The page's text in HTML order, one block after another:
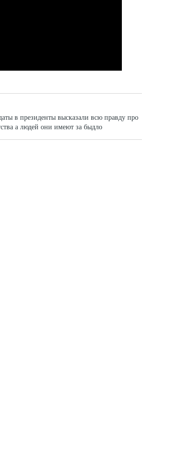
в президенты высказали всю правду про
а людей они имеют за быдло